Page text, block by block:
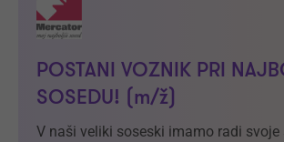
POSTANI VOZNIK PRI
SOSEDU! (m/ž)
V naši veliki soseski imamo radi svoje